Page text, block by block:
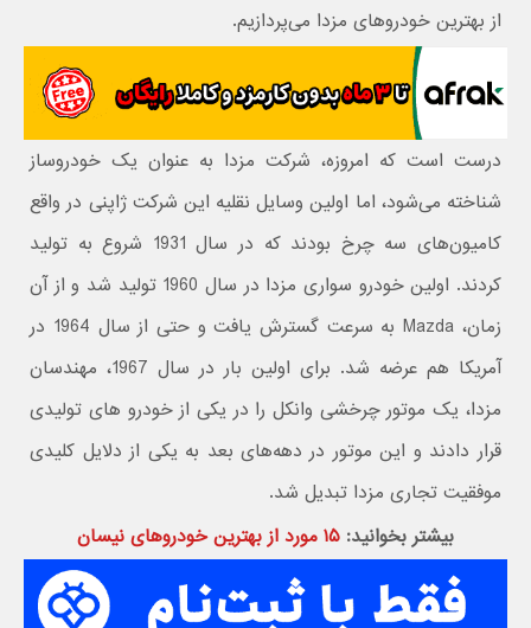
از بهترین خودروهای مزدا می‌پردازیم.
درست است که امروزه، شرکت مزدا به عنوان یک خودروساز
شناخته می‌شود، اما اولین وسایل نقلیه این شرکت ژاپنی در واقع
کامیون‌های سه چرخ بودند که در سال 1931 شروع به تولید
کردند. اولین خودرو سواری مزدا در سال 1960 تولید شد و از آن
زمان، Mazda به سرعت گسترش یافت و حتی از سال 1964 در
آمریکا هم عرضه شد. برای اولین بار در سال 1967، مهندسان
مزدا، یک موتور چرخشی وانکل را در یکی از خودرو های تولیدی
قرار دادند و این موتور در دهه‌های بعد به یکی از دلایل کلیدی
موفقیت تجاری مزدا تبدیل شد.
بیشتر بخوانید: ۱۵ مورد از بهترین خودروهای نیسان